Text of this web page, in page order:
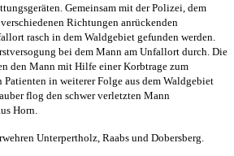
Gemeinsam mit der Polizei, dem
Richtungen anrückenden
rasch in dem Waldgebiet gefunden werden.
bei dem Mann am Unfallort durch. Die
den Mann mit Hilfe einer Korbtrage zum
Patienten in weiterer Folge aus dem Waldgebiet
flog den schwer verletzten Mann
Horn.
Unterpertholz, Raabs und Dobersberg.